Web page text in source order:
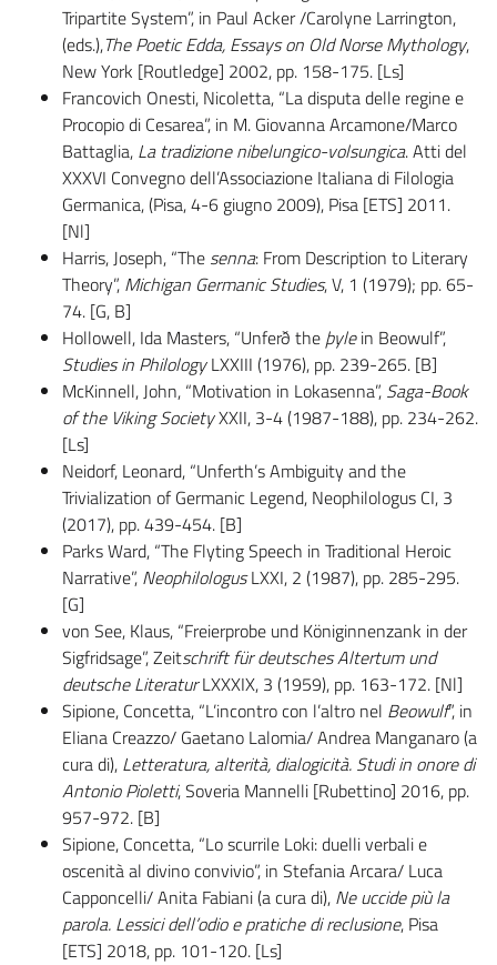
Tripartite System”, in Paul Acker /Carolyne Larrington,
(eds.),The Poetic Edda, Essays on Old Norse Mythology,
New York [Routledge] 2002, pp. 158-175. [Ls]
Francovich Onesti, Nicoletta, “La disputa delle regine e
Procopio di Cesarea”, in M. Giovanna Arcamone/Marco
Battaglia, La tradizione nibelungico-volsungica. Atti del
XXXVI Convegno dell’Associazione Italiana di Filologia
Germanica, (Pisa, 4-6 giugno 2009), Pisa [ETS] 2011.
[Nl]
Harris, Joseph, “The senna: From Description to Literary
Theory”, Michigan Germanic Studies, V, 1 (1979); pp. 65-
74. [G, B]
Hollowell, Ida Masters, “Unferð the þylein Beowulf”,
Studies in PhilologyLXXIII (1976), pp. 239-265. [B]
McKinnell, John, “Motivation in Lokasenna”, Saga-Book
of the Viking SocietyXXII, 3-4 (1987-188), pp. 234-262.
[Ls]
Neidorf, Leonard, “Unferth’s Ambiguity and the
Trivialization of Germanic Legend, Neophilologus CI, 3
(2017), pp. 439-454. [B]
Parks Ward, “The Flyting Speech in Traditional Heroic
Narrative”, NeophilologusLXXI, 2 (1987), pp. 285-295.
[G]
von See, Klaus, “Freierprobe und Königinnenzank in der
Sigfridsage”, Zeitschrift für deutsches Altertum und
deutsche LiteraturLXXXIX, 3 (1959), pp. 163-172. [Nl]
Sipione, Concetta, “L’incontro con l’altro nel Beowulf”, in
Eliana Creazzo/ Gaetano Lalomia/ Andrea Manganaro (a
cura di), Letteratura, alterità, dialogicità. Studi in onore di
Antonio Pioletti, Soveria Mannelli [Rubettino] 2016, pp.
957-972. [B]
Sipione, Concetta, “Lo scurrile Loki: duelli verbali e
oscenità al divino convivio”, in Stefania Arcara/ Luca
Capponcelli/ Anita Fabiani (a cura di), Ne uccide più la
parola. Lessici dell’odio e pratiche di reclusione, Pisa
[ETS] 2018, pp. 101-120. [Ls]